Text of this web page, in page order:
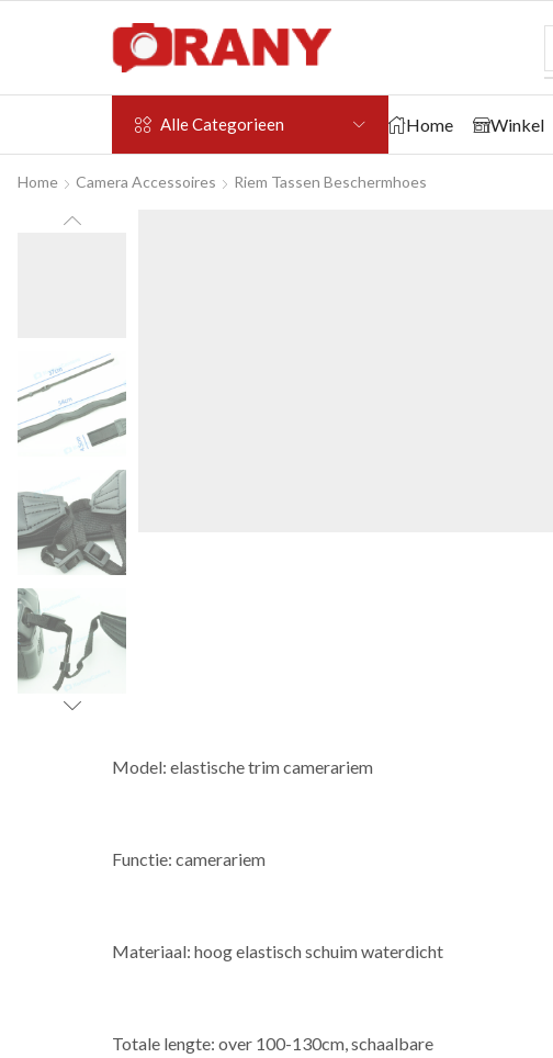
Alle Categorieen Home Winkel
Home Camera Accessoires Riem Tassen Beschermhoes
Model: elastische trim camerariem
Functie: camerariem
Materiaal: hoog elastisch schuim waterdicht
Totale lengte: over 100-130cm, schaalbare